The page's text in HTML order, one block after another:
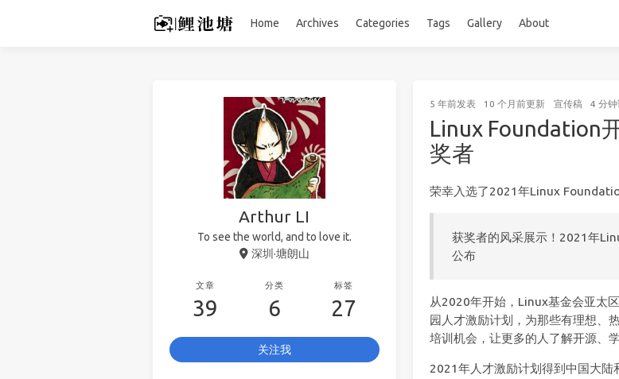
Home Archives Categories Tags Gallery About
5 年前发表 10 个月前更新 宣传稿 4 分
Linux Foundation
奖者
荣幸入选了2021年Linux
获奖者的风采展示！2021年
公布
从2020年开始，Linux基金会亚太
园人才激励计划，为那些有理想、
培训机会，让更多的人了解开源、
2021年人才激励计划得到中国大陆
Arthur LI
To see the world, and to love it.
深圳·塘朗山
文章
39
分类
6
标签
27
关注我